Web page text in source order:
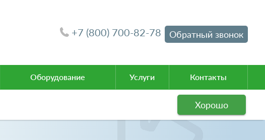
+7 (800) 700-82-78 Обратный звонок
Оборудование Услуги Контакты
Хорошо